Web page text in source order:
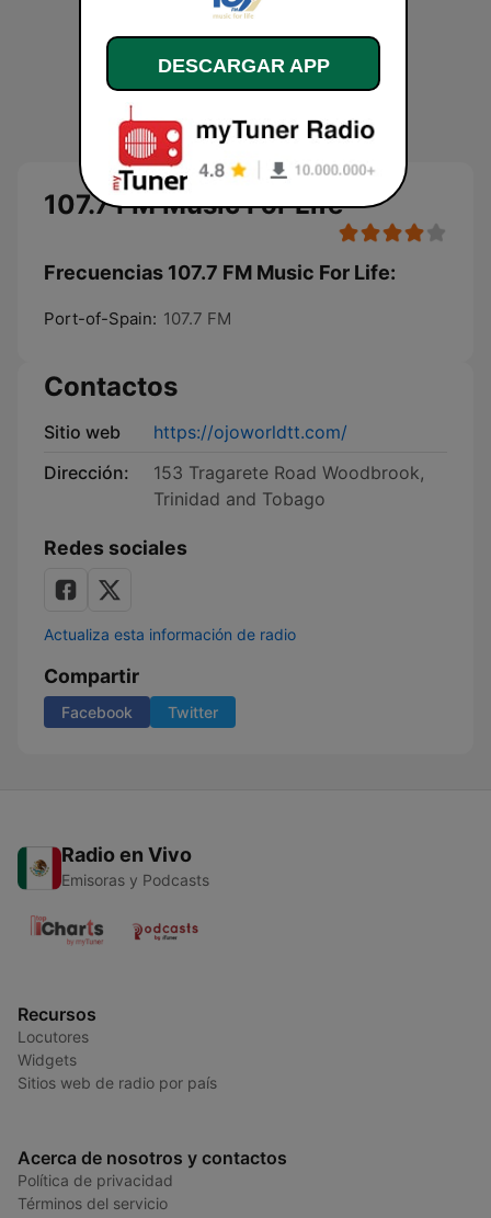
107.7 FM Music For Life
Frecuencias 107.7 FM Music For Life:
Port-of-Spain: 107.7 FM
Contactos
Sitio web
https://ojoworldtt.com/
Dirección:
153 Tragarete Road Woodbrook,
Trinidad and Tobago
Redes sociales
Actualiza esta información de radio
Compartir
Facebook Twitter
Radio en Vivo
Emisoras y Podcasts
Recursos
Locutores
Widgets
Sitios web de radio por país
Acerca de nosotros y contactos
Política de privacidad
Términos del servicio
DESCARGAR APP